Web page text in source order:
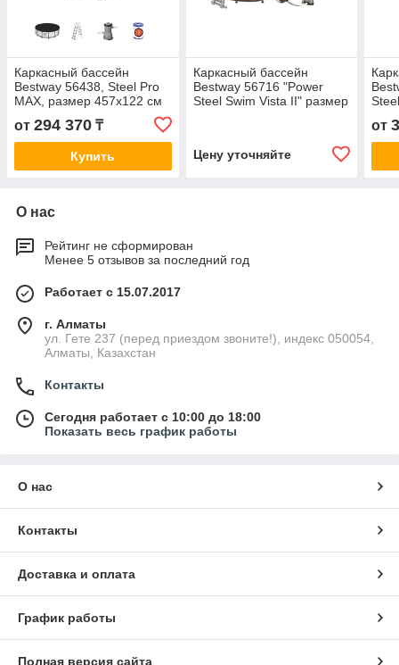
Каркасный бассейн
Bestway 56438, Steel Pro
MAX, размер 457х122 см
от 294 370 ₸
Купить
Каркасный бассейн
Bestway 56716 "Power
Steel Swim Vista II" размер
Цену уточняйте
от
О нас
Рейтинг не сформирован
Менее 5 отзывов за последний год
Работает с 15.07.2017
г. Алматы
ул. Гете 237 (перед приездом звоните!), индекс 050054,
Алматы, Казахстан
Контакты
Сегодня работает с 10:00 до 18:00
Показать весь график работы
О нас
Контакты
Доставка и оплата
График работы
Полная версия сайта